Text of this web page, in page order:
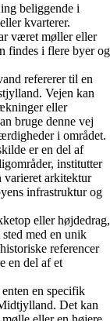
beliggende i
kvarterer.
været møller eller
findes i flere byer og
refererer til en
Vejen kan
eller
bruge denne vej
i området.
er en del af
institutter
varieret arkitektur
infrastruktur og
eller højdedrag,
med en unik
referencer
en del af et
en specifik
Det kan